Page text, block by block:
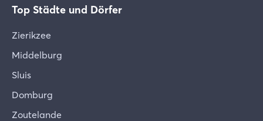
Ihr Ferienhaus wurde mit größter Sorgfalt
gereinigt, kontrolliert und mit Bettwäsche,
Ihnen gebuchten Extras ausgestattet. Sollten Sie
dennoch feststellen, dass etwas fehlt oder nicht in
Ordnung ist, melden Sie dies bitte sofort nach
Top Städte und Dörfer
Zierikzee
Middelburg
Sluis
Domburg
Zoutelande